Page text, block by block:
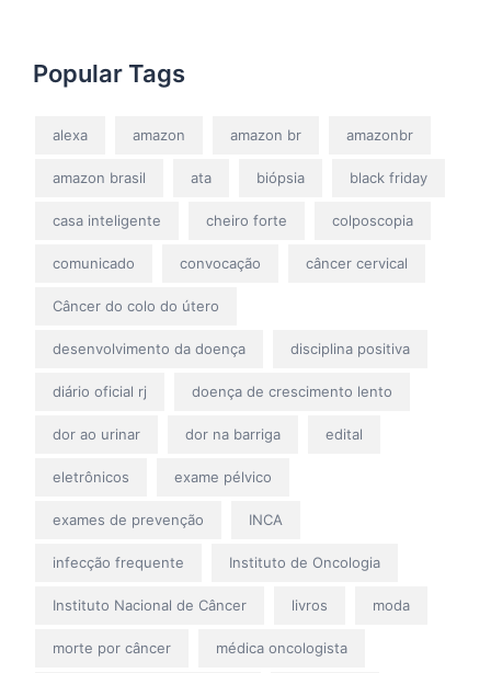
Popular Tags
alexa amazon amazon br amazonbr
amazon brasil ata biópsia black friday
casa inteligente cheiro forte colposcopia
comunicado convocação câncer cervical
Câncer do colo do útero
desenvolvimento da doença disciplina positiva
diário oficial rj doença de crescimento lento
dor ao urinar dor na barriga edital
eletrônicos exame pélvico
exames de prevenção INCA
infecção frequente Instituto de Oncologia
Instituto Nacional de Câncer livros moda
morte por câncer médica oncologista